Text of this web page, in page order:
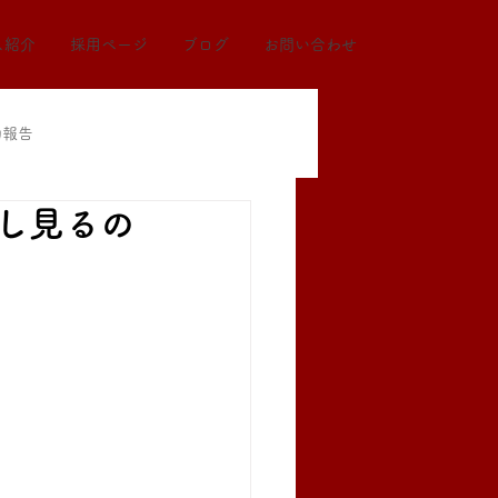
紹介 採用ページ ブログ お問い合わせ
告
見るの